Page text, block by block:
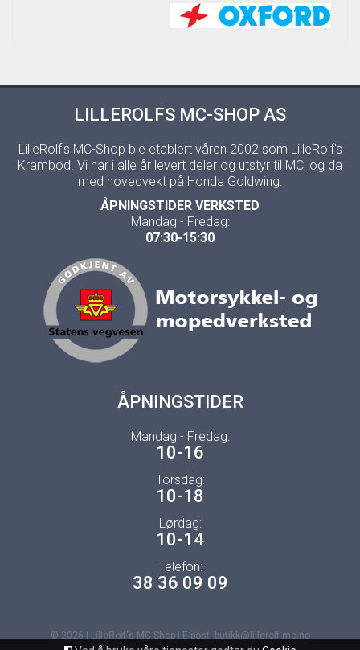
LILLEROLFS MC-SHOP AS
LilleRolf's MC-Shop ble etablert våren 2002 som LilleRolf's
Krambod. Vi har i alle år levert deler og utstyr til MC, og da
med hovedvekt på Honda Goldwing.
ÅPNINGSTIDER VERKSTED
Mandag - Fredag:
07:30-15:30
ÅPNINGSTIDER
Mandag - Fredag:
10-16
Torsdag:
10-18
Lørdag:
10-14
Telefon:
38 36 09 09
© 2026 | LilleRolf's MC Shop | E-post: butikk@lillerolf-mc.no